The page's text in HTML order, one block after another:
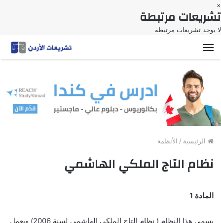
×
تشريعات مرتبطة
لا يوجد تشريعات مرتبطة
القائمة
الرئيسية / الأنظمة
نظام التاج الملكي الهاشمي
المادة 1
يسمى هذا النظام ( نظام التاج الملكي الهاشمي لسنة 2006) ويعمل